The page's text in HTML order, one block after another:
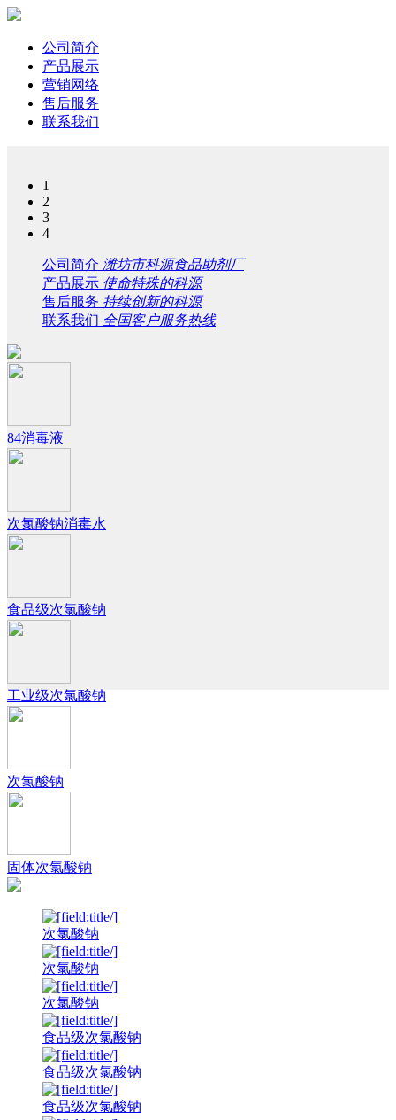
公司简介
产品展示
营销网络
售后服务
联系我们
1
2
3
4
公司简介 潍坊市科源食品助剂厂
产品展示 使命特殊的科源
售后服务 持续创新的科源
联系我们 全国客户服务热线
84消毒液
次氯酸钠消毒水
食品级次氯酸钠
工业级次氯酸钠
次氯酸钠
固体次氯酸钠
次氯酸钠
次氯酸钠
次氯酸钠
食品级次氯酸钠
食品级次氯酸钠
食品级次氯酸钠